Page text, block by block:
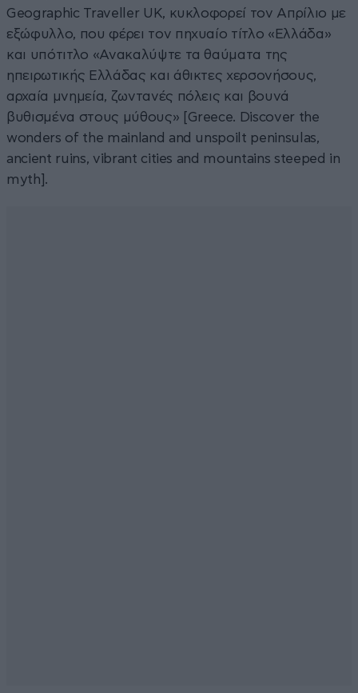
Geographic Traveller UK, κυκλοφορεί τον Απρίλιο με
εξώφυλλο, που φέρει τον πηχυαίο τίτλο «Ελλάδα»
και υπότιτλο «Ανακαλύψτε τα θαύματα της
ηπειρωτικής Ελλάδας και άθικτες χερσονήσους,
αρχαία μνημεία, ζωντανές πόλεις και βουνά
βυθισμένα στους μύθους» [Greece. Discover the
wonders of the mainland and unspoilt peninsulas,
ancient ruins, vibrant cities and mountains steeped in
myth].